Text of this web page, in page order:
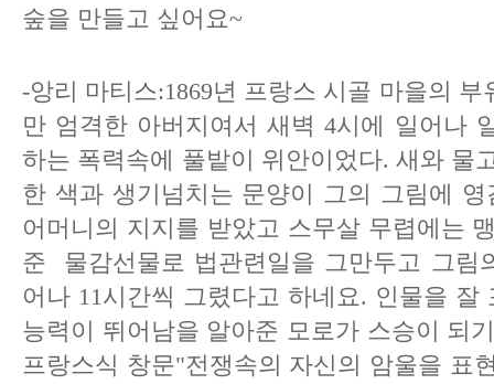
숲을 만들고 싶어요~
-앙리 마티스:1869년 프랑스 시골 마을의
만 엄격한 아버지여서 새벽 4시에 일어나
하는 폭력속에 풀밭이 위안이었다. 새와 물
한 색과 생기넘치는 문양이 그의 그림에
어머니의 지지를 받았고 스무살 무렵에는
준 물감선물로 법관련일을 그만두고 그림
어나 11시간씩 그렸다고 하네요. 인물을 잘
능력이 뛰어남을 알아준 모로가 스승이 되
프랑스식 창문"전쟁속의 자신의 암울을 표